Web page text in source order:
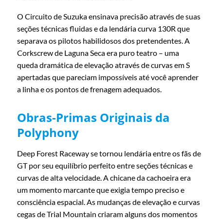
O Circuito de Suzuka ensinava precisão através de suas
seções técnicas fluidas e da lendária curva 130R que
separava os pilotos habilidosos dos pretendentes. A
Corkscrew de Laguna Seca era puro teatro – uma
queda dramática de elevação através de curvas em S
apertadas que pareciam impossíveis até você aprender
a linha e os pontos de frenagem adequados.
Obras-Primas Originais da
Polyphony
Deep Forest Raceway se tornou lendária entre os fãs de
GT por seu equilíbrio perfeito entre seções técnicas e
curvas de alta velocidade. A chicane da cachoeira era
um momento marcante que exigia tempo preciso e
consciência espacial. As mudanças de elevação e curvas
cegas de Trial Mountain criaram alguns dos momentos